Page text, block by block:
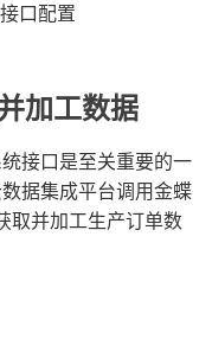
加工数据
接口是至关重要的一
据集成平台调用金蝶
取并加工生产订单数